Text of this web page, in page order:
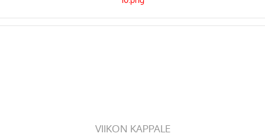
VIIKON KAPPALE